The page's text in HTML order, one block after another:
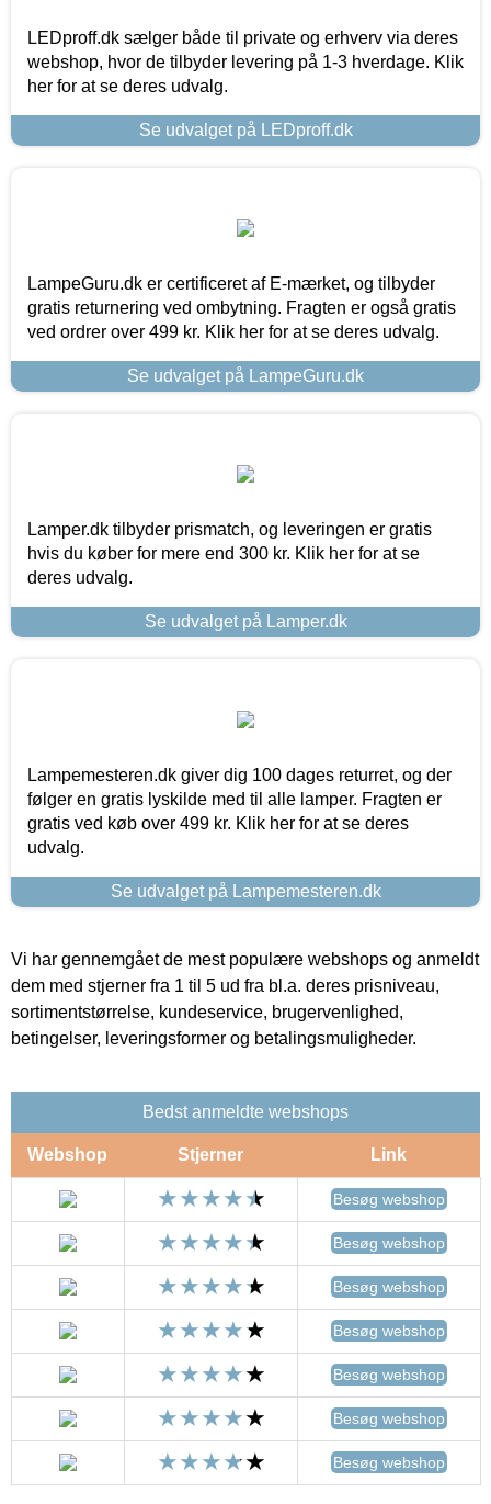
LEDproff.dk sælger både til private og erhverv via deres
webshop, hvor de tilbyder levering på 1-3 hverdage. Klik
her for at se deres udvalg.
Se udvalget på LEDproff.dk
LampeGuru.dk er certificeret af E-mærket, og tilbyder
gratis returnering ved ombytning. Fragten er også gratis
ved ordrer over 499 kr. Klik her for at se deres udvalg.
Se udvalget på LampeGuru.dk
Lamper.dk tilbyder prismatch, og leveringen er gratis
hvis du køber for mere end 300 kr. Klik her for at se
deres udvalg.
Se udvalget på Lamper.dk
Lampemesteren.dk giver dig 100 dages returret, og der
følger en gratis lyskilde med til alle lamper. Fragten er
gratis ved køb over 499 kr. Klik her for at se deres
udvalg.
Se udvalget på Lampemesteren.dk
Vi har gennemgået de mest populære webshops og anmeldt
dem med stjerner fra 1 til 5 ud fra bl.a. deres prisniveau,
sortimentstørrelse, kundeservice, brugervenlighed,
betingelser, leveringsformer og betalingsmuligheder.
Bedst anmeldte webshops
Webshop Stjerner Link
Besøg webshop
Besøg webshop
Besøg webshop
Besøg webshop
Besøg webshop
Besøg webshop
Besøg webshop